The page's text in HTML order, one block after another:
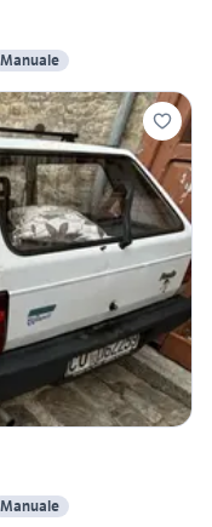
Manuale
Manuale